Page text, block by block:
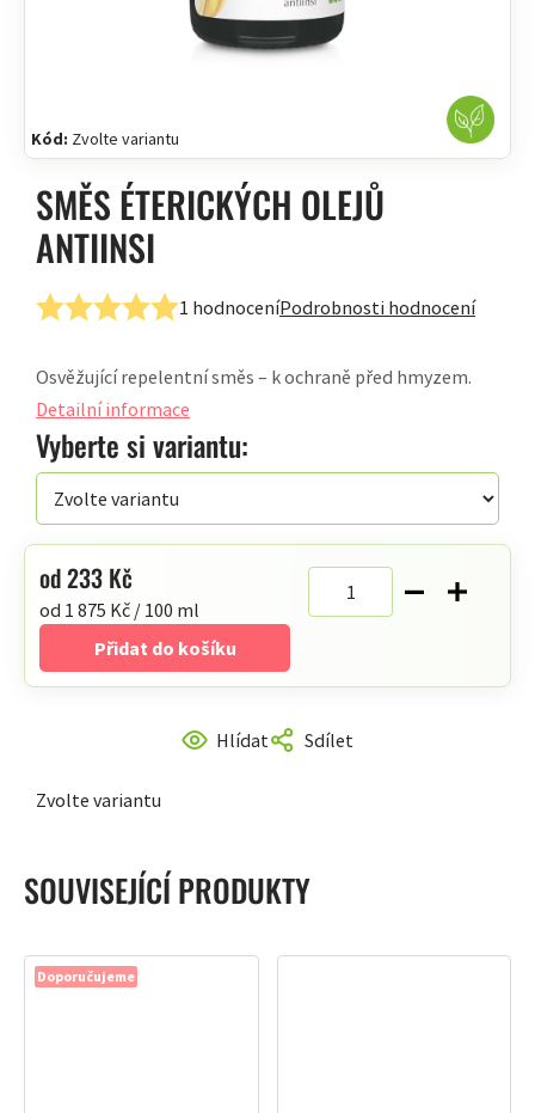
Kód: Zvolte variantu
SMĚS ÉTERICKÝCH OLEJŮ
ANTIINSI
Průměrné
produktu
je
5,0
z
hvězdiček.
1 hodnoceníPodrobnosti hodnocení
Zvolte variantu
Vyberte si variantu:
Osvěžující repelentní směs – k ochraně před hmyzem.
Detailní informace
Hlídat Sdílet
od233 Kč
Měrná
cena:
od 1 875 Kč / 100 ml
Přidat do košíku
SOUVISEJÍCÍ PRODUKTY
Doporučujeme